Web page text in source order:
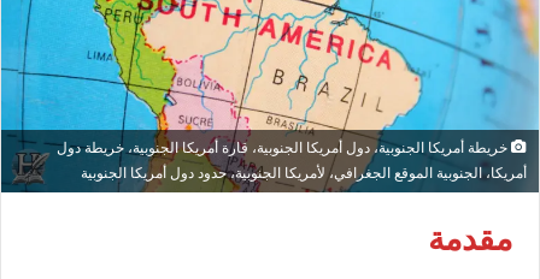
خريطة أمريكا الجنوبية، دول أمريكا الجنوبية، قارة أمريكا الجنوبية، خريطة دول
أمريكا، الجنوبية الموقع الجغرافي، لأمريكا الجنوبية، حدود دول أمريكا الجنوبية
مقدمة